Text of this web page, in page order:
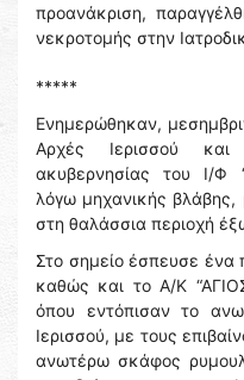
προανάκριση,
νεκροτομής στην
*****
Ενημερώθηκαν,
Αρχές Ιερισσού και
ακυβερνησίας του Ι/Φ
λόγω μηχανικής βλάβης,
στη θαλάσσια περιοχή
Στο σημείο έσπευσε
καθώς και το Α/Κ
όπου εντόπισαν το
Ιερισσού, με τους
ανωτέρω σκάφος